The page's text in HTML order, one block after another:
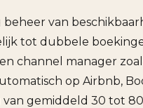
beheer van
tot dubbele
channel manager
op Airbnb,
van gemiddeld 30 tot